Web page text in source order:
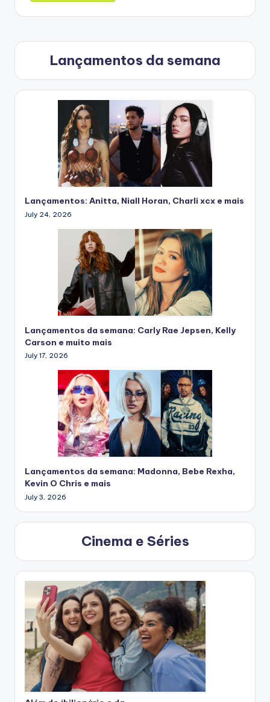
Lançamentos da semana
Lançamentos: Anitta, Niall Horan, Charli xcx e mais
July 24, 2026
Lançamentos da semana: Carly Rae Jepsen, Kelly
Carson e muito mais
July 17, 2026
Lançamentos da semana: Madonna, Bebe Rexha,
Kevin O Chris e mais
July 3, 2026
Cinema e Séries